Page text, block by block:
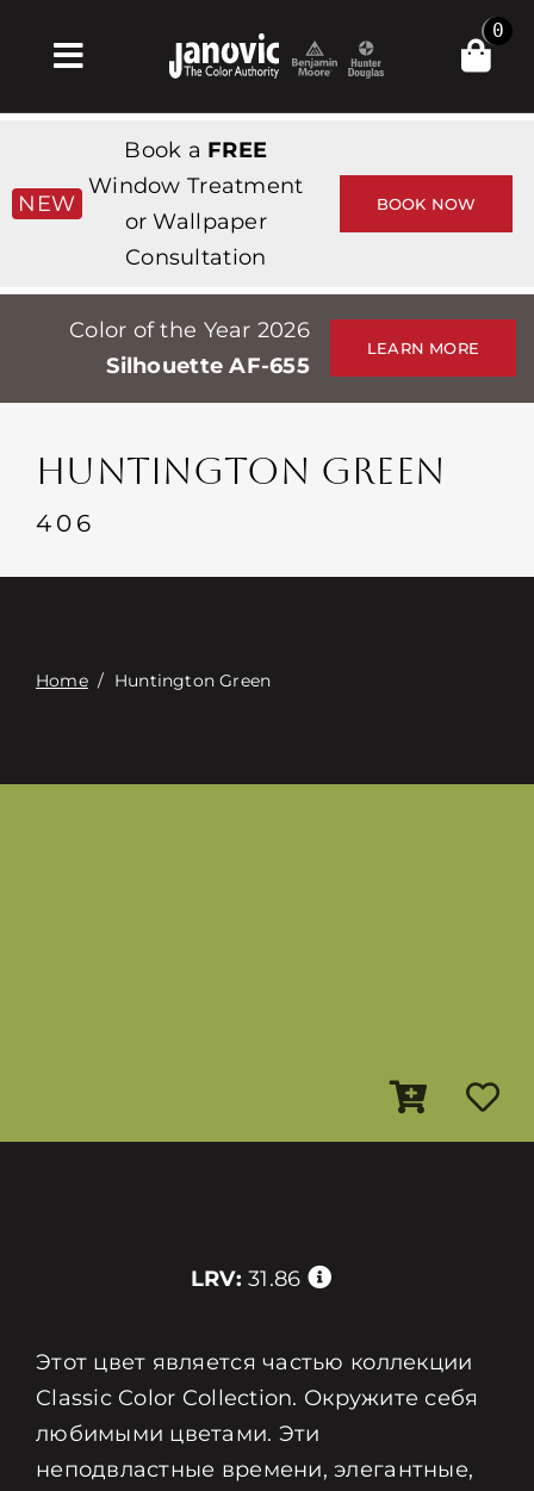
Toggle
Navigation
Products & Services
Магазин
Professionals
Stores
События
Связаться с
0
NEW
Book a FREE
Window Treatment
or Wallpaper
Consultation
BOOK NOW
Color of the Year 2026
Silhouette AF-655
LEARN MORE
HUNTINGTON GREEN
406
Home/ Huntington Green
LRV: 31.86
Этот цвет является частью коллекции
Classic Color Collection. Окружите себя
любимыми цветами. Эти
неподвластные времени, элегантные,